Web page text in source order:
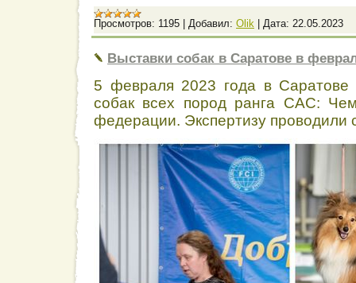
Просмотров: 1195 Добавил: Olik Дата: 22.05.2023
Выставки собак в Саратове в
5 февраля 2023 года в Саратове
собак всех пород ранга САС:
федерации. Экспертизу проводили